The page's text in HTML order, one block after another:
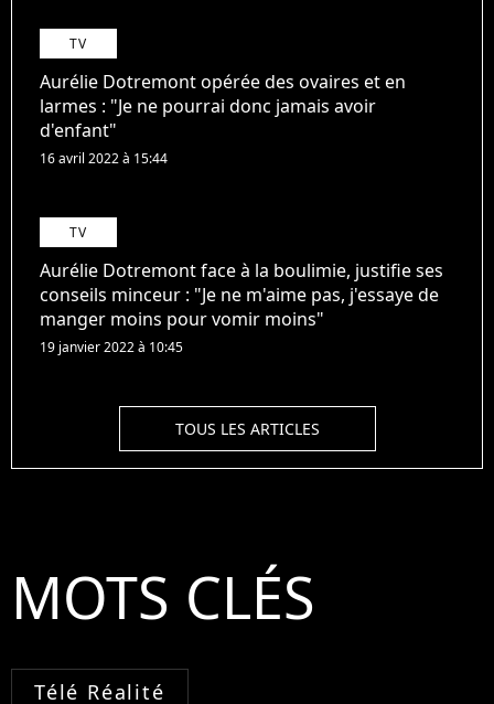
TV
Aurélie Dotremont opérée des ovaires et en
larmes : "Je ne pourrai donc jamais avoir
d'enfant"
16 avril 2022 à 15:44
TV
Aurélie Dotremont face à la boulimie, justifie ses
conseils minceur : "Je ne m'aime pas, j'essaye de
manger moins pour vomir moins"
19 janvier 2022 à 10:45
TOUS LES ARTICLES
MOTS CLÉS
Télé Réalité